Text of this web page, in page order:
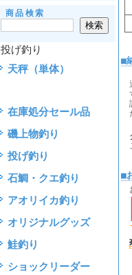
商品検索
投げ釣り
天秤（単体）
在庫処分セール品
磯上物釣り
投げ釣り
石鯛・クエ釣り
アオリイカ釣り
オリジナルグッズ
鮭釣り
ショックリーダー
■
■